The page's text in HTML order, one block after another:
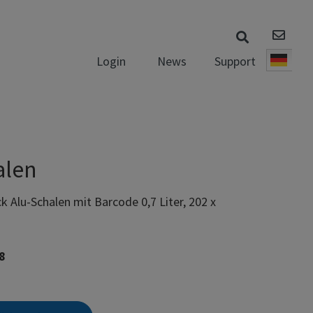
Login News Support
Alu-Schalen mit Barcode 0,7 Liter, 202 x